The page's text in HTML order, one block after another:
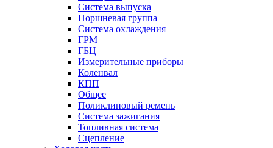
Система выпуска
Поршневая группа
Система охлаждения
ГРМ
ГБЦ
Измерительные приборы
Коленвал
КПП
Общее
Поликлиновый ремень
Система зажигания
Топливная система
Сцепление